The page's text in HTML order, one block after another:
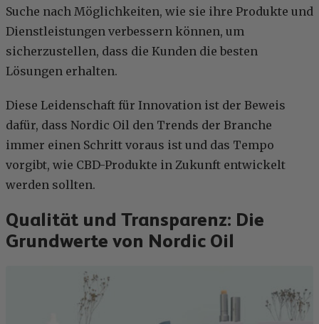
Suche nach Möglichkeiten, wie sie ihre Produkte und
Dienstleistungen verbessern können, um
sicherzustellen, dass die Kunden die besten
Lösungen erhalten.
Diese Leidenschaft für Innovation ist der Beweis
dafür, dass Nordic Oil den Trends der Branche
immer einen Schritt voraus ist und das Tempo
vorgibt, wie CBD-Produkte in Zukunft entwickelt
werden sollten.
Qualität und Transparenz: Die
Grundwerte von Nordic Oil